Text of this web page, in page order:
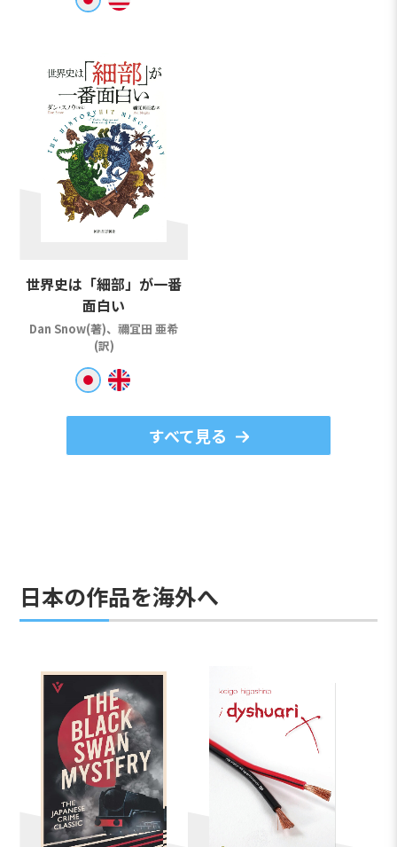
世界史は「細部」が一番
面白い
Dan Snow(著)、禰冝田 亜希
(訳)
すべて見る
日本の作品を海外へ